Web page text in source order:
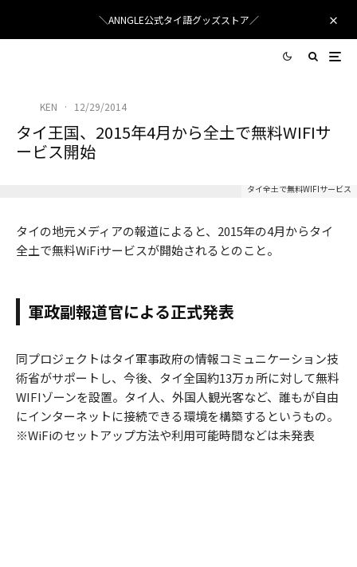
＼ANNGLE公式タイ語グッズストア／
KEN · 12/29/2014
タイ王国、2015年4月から全土で無料WIFIサ
ービス開始
タイ全土で無料WIFIサービス
タイの地元メディアの報道によると、2015年の4月からタイ
全土で無料WiFiサービスが開始されるとのこと。
軍政副報道官による正式発表
同プロジェクトはタイ軍事政府の情報コミュニケーション技
術省がサポートし、今後、タイ全国約13万ヵ所に対して無料
WIFIゾーンを設置。タイ人、外国人観光客など、誰もが自由
にインターネットに接続できる環境を構築するというもの。
※WiFiのセットアップ方法や利用可能時間などは未発表